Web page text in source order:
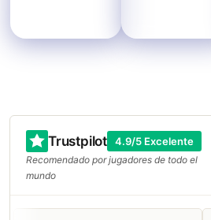
Trustpilot 4.9/5 Excelente
Recomendado por jugadores de todo el
mundo